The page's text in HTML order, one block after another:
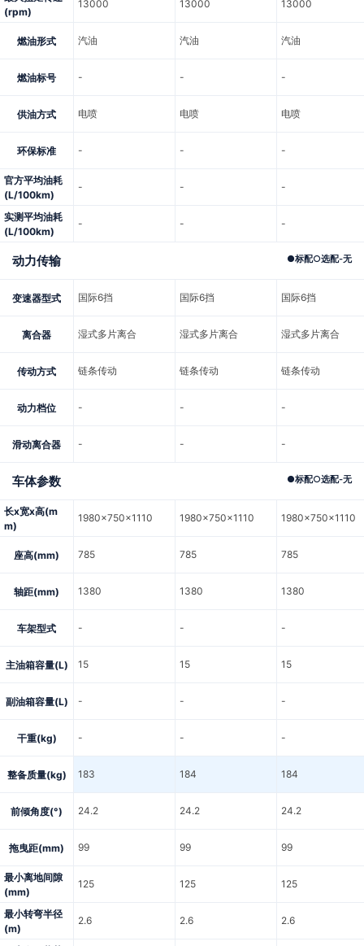
(rpm)
13000 13000 13000
燃油形式 汽油 汽油 汽油
燃油标号 - - -
供油方式 电喷 电喷 电喷
环保标准 - - -
官方平均油耗
(L/100km)
- - -
实测平均油耗
(L/100km)
- - -
动力传输 ●标配○选配-无
变速器型式 国际6挡 国际6挡 国际6挡
离合器 湿式多片离合 湿式多片离合 湿式多片离合
传动方式 链条传动 链条传动 链条传动
动力档位 - - -
滑动离合器 - - -
车体参数 ●标配○选配-无
长x宽x高(m
m)
1980x750x1110 1980x750x1110 1980x750x1110
座高(mm) 785 785 785
轴距(mm) 1380 1380 1380
车架型式 - - -
主油箱容量(L) 15 15 15
副油箱容量(L) - - -
干重(kg) - - -
整备质量(kg) 183 184 184
前倾角度(°) 24.2 24.2 24.2
拖曳距(mm) 99 99 99
最小离地间隙
(mm)
125 125 125
最小转弯半径
(m)
2.6 2.6 2.6